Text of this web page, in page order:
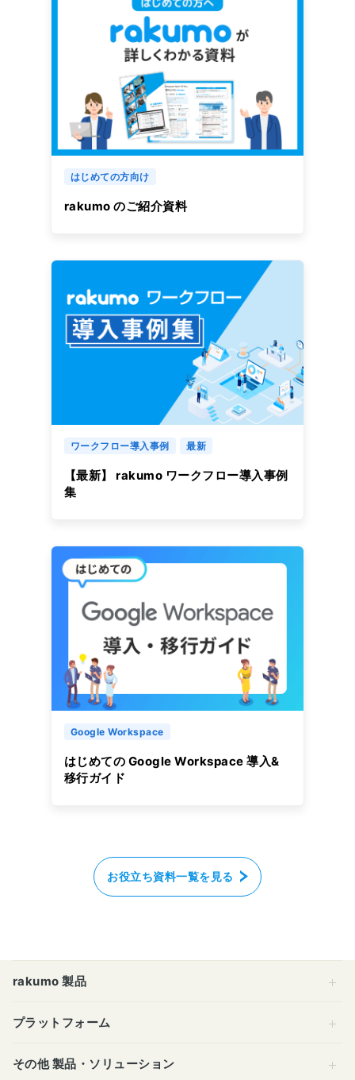
はじめての方向け
rakumo のご紹介資料
ワークフロー導入事例 最新
【最新】 rakumo ワークフロー導入事例
集
Google Workspace
はじめての Google Workspace 導入&
移行ガイド
お役立ち資料一覧を見る
rakumo 製品
プラットフォーム
その他 製品・ソリューション